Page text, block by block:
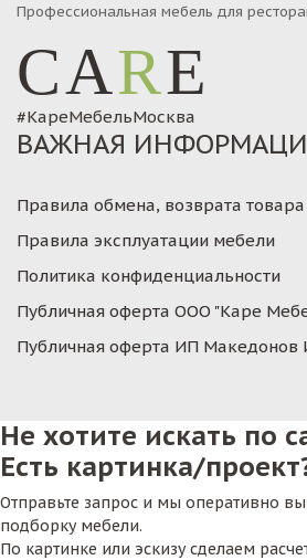
Профессиональная мебель для
CARE
#КареМебельМосква
ВАЖНАЯ
Правила обмена, возврата товара
Правила эксплуатации мебели
Политика конфиденциальности
Публичная оферта ООО "Каре
Публичная оферта ИП Македонов
Не хотите искать по
Есть картинка/
Отправьте запрос и мы оперативно
подборку мебели.
По картинке или эскизу сделаем